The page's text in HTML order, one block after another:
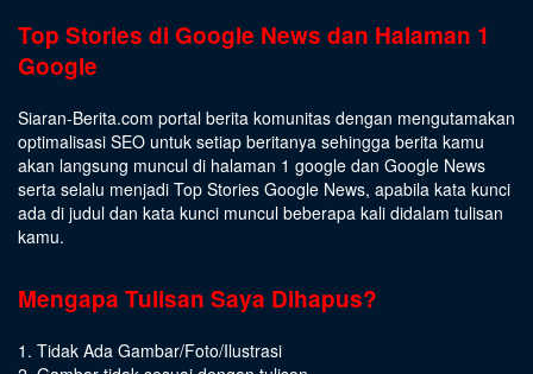
Top Stories di Google News dan Halaman 1
Google
Siaran-Berita.com portal berita komunitas dengan mengutamakan
optimalisasi SEO untuk setiap beritanya sehingga berita kamu
akan langsung muncul di halaman 1 google dan Google News
serta selalu menjadi Top Stories Google News, apabila kata kunci
ada di judul dan kata kunci muncul beberapa kali didalam tulisan
kamu.
Mengapa Tulisan Saya Dihapus?
1. Tidak Ada Gambar/Foto/Ilustrasi